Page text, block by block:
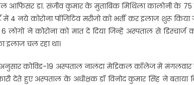
आफिसर डा. संजीव कुमार के मुताबिक मिथिला कालोनी के 75
4 नये कोरोना पॉजिटिव मरीजो को भर्ती कर इलाज शुरू
ने कोरोना को मात दे दिया जिन्हें अस्पताल से डिस्चार्ज
इलाज चल रहा था।
कोविड-19 अस्पताल नालंदा मेडिकल कॉलेज में मंगलवार
देते हुए अस्पताल के अधीक्षक डॉ विनोद कुमार सिंह ने बताया